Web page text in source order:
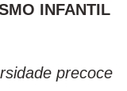
INFANTIL
precoce